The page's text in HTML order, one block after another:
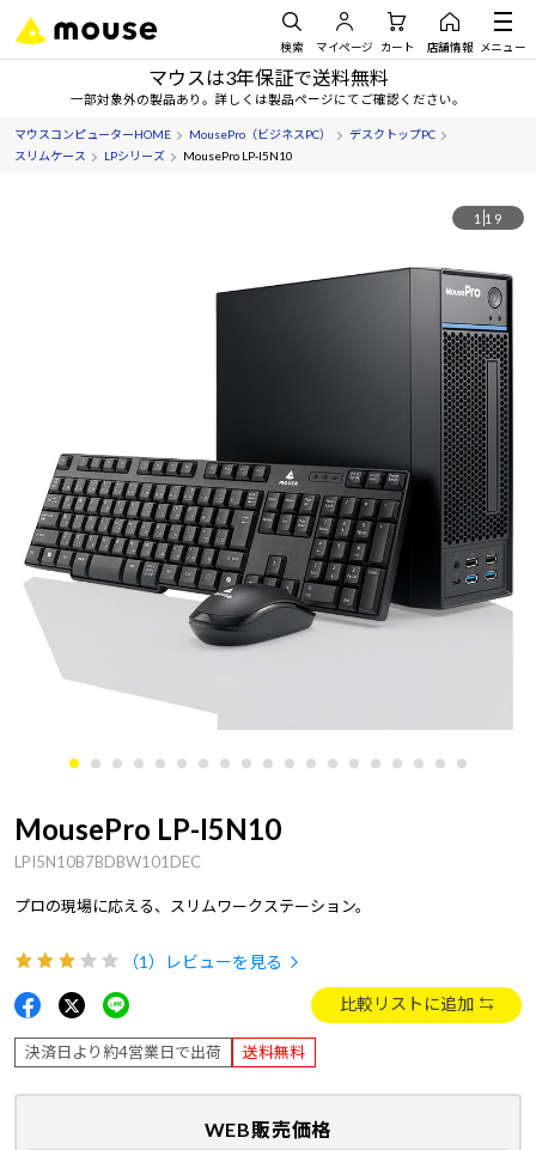
検索 マイページ カート 店舗情報 メニュー
マウスは3年保証で送料無料
一部対象外の製品あり。詳しくは製品ページにてご確認ください。
マウスコンピューターHOME MousePro（ビジネスPC）
デスクトップPC
スリムケース
LPシリーズ MousePro LP-I5N10
1 19
MousePro LP-I5N10
LPI5N10B7BDBW101DEC
プロの現場に応える、スリムワークステーション。
（1） レビューを見る
比較リストに追加
決済日より約4営業日で出荷 送料無料
WEB販売価格